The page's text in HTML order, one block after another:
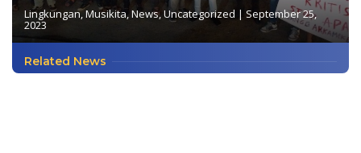
Lingkungan,Musikita News, Uncategorized | September 25,
2023
Related News